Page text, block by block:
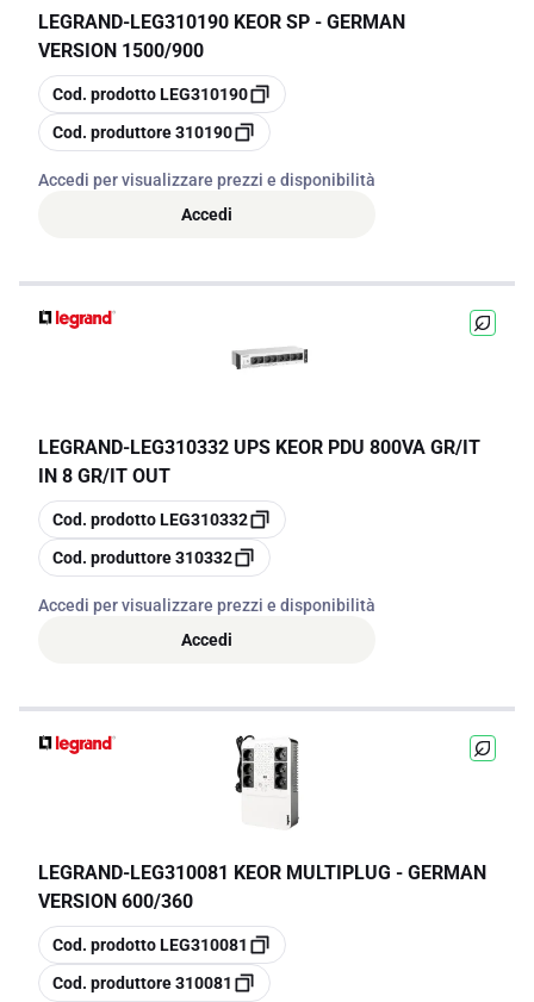
LEGRAND-LEG310190 KEOR SP - GERMAN
VERSION 1500/900
copia
Cod. prodottoLEG310190
copia
Cod. produttore310190
Accedi per visualizzare prezzi e disponibilità
Accedi
LEGRAND-LEG310332 UPS KEOR PDU 800VA GR/IT
IN 8 GR/IT OUT
copia
Cod. prodottoLEG310332
copia
Cod. produttore310332
Accedi per visualizzare prezzi e disponibilità
Accedi
LEGRAND-LEG310081 KEOR MULTIPLUG - GERMAN
VERSION 600/360
copia
Cod. prodottoLEG310081
copia
Cod. produttore310081